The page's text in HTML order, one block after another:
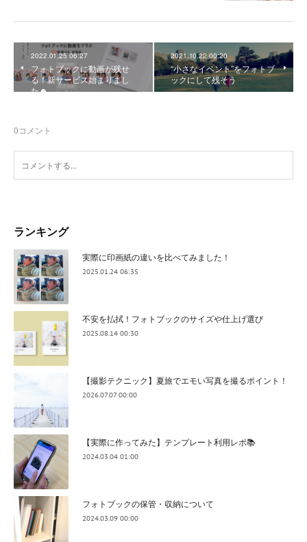
2022.01.25 06:27
フォトブックに動画が残せ
る！新サービス始まりまし
た☻
2021.10.22 00:20
“小さなイベント”をフォトブ
ックにして残そう
0コメント
ランキング
実際に印画紙の違いを比べてみました！
2025.01.24 06:35
不安を払拭！フォトブックのサイズや仕上げ選び
2025.08.14 00:30
【撮影テクニック】夏旅でエモい写真を撮るポイント！
2026.07.07 00:00
【実際に作ってみた】テンプレート利用レポ📚
2024.03.04 01:00
フォトブックの保管・収納について
2024.03.09 00:00